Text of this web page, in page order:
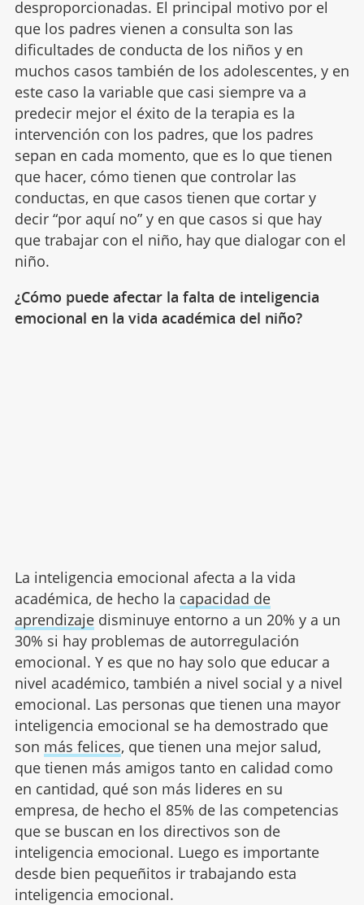
desproporcionadas. El principal motivo por el
que los padres vienen a consulta son las
dificultades de conducta de los niños y en
muchos casos también de los adolescentes, y en
este caso la variable que casi siempre va a
predecir mejor el éxito de la terapia es la
intervención con los padres, que los padres
sepan en cada momento, que es lo que tienen
que hacer, cómo tienen que controlar las
conductas, en que casos tienen que cortar y
decir “por aquí no” y en que casos si que hay
que trabajar con el niño, hay que dialogar con el
niño.
¿Cómo puede afectar la falta de inteligencia
emocional en la vida académica del niño?
La inteligencia emocional afecta a la vida
académica, de hecho la capacidad de
aprendizajedisminuye entorno a un 20% y a un
30% si hay problemas de autorregulación
emocional. Y es que no hay solo que educar a
nivel académico, también a nivel social y a nivel
emocional. Las personas que tienen una mayor
inteligencia emocional se ha demostrado que
son más felices, que tienen una mejor salud,
que tienen más amigos tanto en calidad como
en cantidad, qué son más lideres en su
empresa, de hecho el 85% de las competencias
que se buscan en los directivos son de
inteligencia emocional. Luego es importante
desde bien pequeñitos ir trabajando esta
inteligencia emocional.